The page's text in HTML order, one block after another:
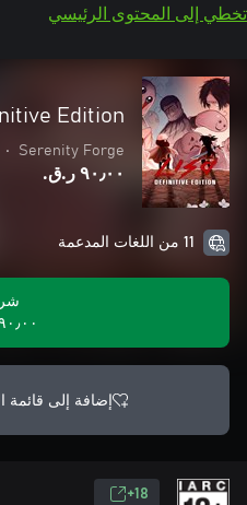
تخطي إلى المحتوى الرئيسي
Edition
Serenity Forge
•
٩٠٫٠٠ ر.ق.‏
11 من اللغات المدعمة
٩٠٫٠٠
إضافة إلى قائمة
18+